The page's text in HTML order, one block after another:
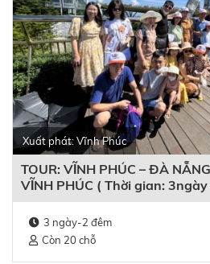
Xuất phát: Vĩnh Phúc
TOUR: VĨNH PHÚC – ĐÀ
VĨNH PHÚC ( Thời gian:
bằng máy bay)
3 ngày-2 đêm
Còn 20 chỗ